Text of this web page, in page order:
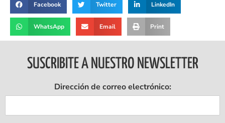
Facebook Twitter LinkedIn
WhatsApp Email Print
SUSCRIBITE A NUESTRO NEWSLETTER
Dirección de correo electrónico: